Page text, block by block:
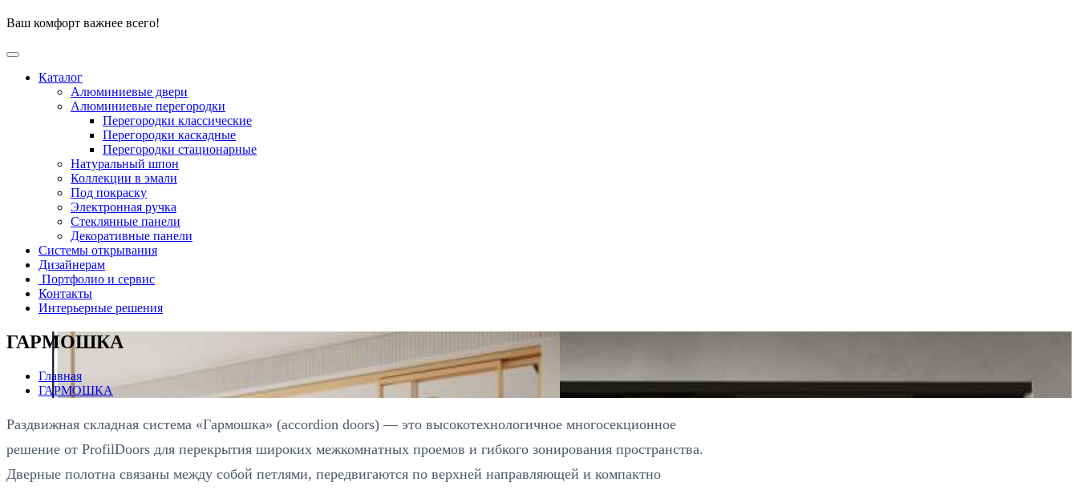
Перейти
содержимому
Ваш комфорт важнее всего!
Каталог
Алюминиевые двери
Алюминиевые перегородки
Перегородки классические
Перегородки каскадные
Перегородки стационарные
Натуральный шпон
Коллекции в эмали
Под покраску
Электронная ручка
Стеклянные панели
Декоративные панели
Системы открывания
Дизайнерам
Портфолио и сервис
Контакты
Интерьерные решения
ГАРМОШКА
Главная
ГАРМОШКА
Раздвижная складная система «Гармошка» (accordion doors) — это высокотехнологичное многосекционное
решение от ProfilDoors для перекрытия широких межкомнатных проемов и гибкого зонирования пространства.
Дверные полотна связаны между собой петлями, передвигаются по верхней направляющей и компактно